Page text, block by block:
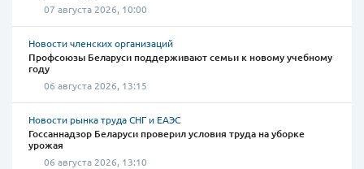
07 августа 2026, 10:00
Новости членских организаций
Профсоюзы Беларуси поддерживают семьи к новому учебному
году
06 августа 2026, 13:15
Новости рынка труда СНГ и ЕАЭС
Госсаннадзор Беларуси проверил условия труда на уборке
урожая
06 августа 2026, 13:10